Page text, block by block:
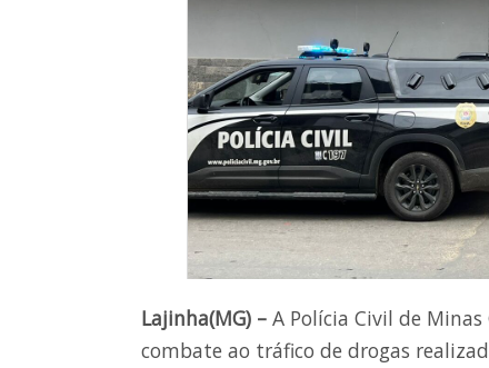
Lajinha(MG) – A Polícia Civil de
combate ao tráfico de drogas